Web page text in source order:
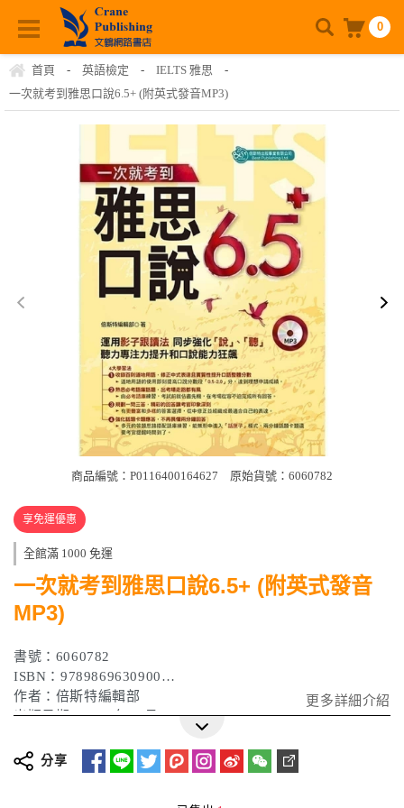
0
首頁 - 英語檢定 - IELTS 雅思
-
一次就考到雅思口說6.5+ (附英式發音MP3)
商品編號：P0116400164627 原始貨號：6060782
享免運優惠
全館滿 1000 免運
一次就考到雅思口說6.5+ (附英式發音
MP3)
書號：6060782
ISBN：9789869630900
作者：倍斯特編輯部
出版日期：2018年04月
更多詳細介紹
分享